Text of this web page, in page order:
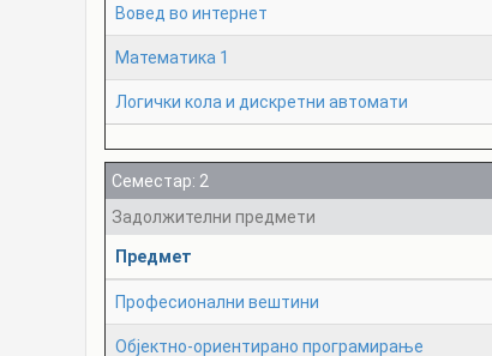
Вовед во интернет
Математика 1
Логички кола и дискретни автомати
Семестар: 2
Задолжителни предмети
Предмет
Професионални вештини
Објектно-ориентирано програмирање